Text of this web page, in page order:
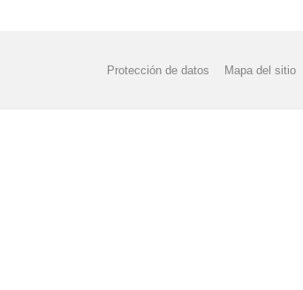
Protección de datos Mapa del sitio